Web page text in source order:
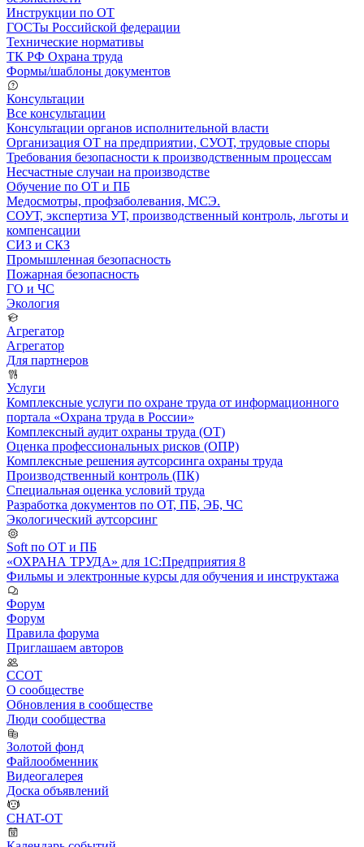
Инструкции по ОТ
ГОСТы Российской федерации
Технические нормативы
ТК РФ Охрана труда
Формы/шаблоны документов
Консультации
Все консультации
Консультации органов исполнительной власти
Организация ОТ на предприятии, СУОТ, трудовые споры
Требования безопасности к производственным процессам
Несчастные случаи на производстве
Обучение по ОТ и ПБ
Медосмотры, профзаболевания, МСЭ.
СОУТ, экспертиза УТ, производственный контроль, льготы и
компенсации
СИЗ и СКЗ
Промышленная безопасность
Пожарная безопасность
ГО и ЧС
Экология
Агрегатор
Агрегатор
Для партнеров
Услуги
Комплексные услуги по охране труда от информационного
портала «Охрана труда в России»
Комплексный аудит охраны труда (ОТ)
Оценка профессиональных рисков (ОПР)
Комплексные решения аутсорсинга охраны труда
Производственный контроль (ПК)
Специальная оценка условий труда
Разработка документов по ОТ, ПБ, ЭБ, ЧС
Экологический аутсорсинг
Soft по ОТ и ПБ
«ОХРАНА ТРУДА» для 1С:Предприятия 8
Фильмы и электронные курсы для обучения и инструктажа
Форум
Форум
Правила форума
Приглашаем авторов
ССОТ
О сообществе
Обновления в сообществе
Люди сообщества
Золотой фонд
Файлообменник
Видеогалерея
Доска объявлений
CHAT-OT